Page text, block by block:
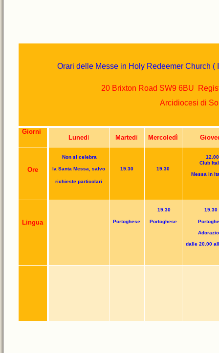
Orari delle Messe in Holy Redeemer Church (
20 Brixton Road SW9 6BU
Arcidiocesi di
Giorni
Lunedì Martedì Mercoledì
Ore
Non si celebra
la Santa Messa, salvo
richieste particolari
19.30 19.30
12.00
Club
Messa in
Lingua Portoghese
19.30
Portoghese
19.30
dalle 20.00